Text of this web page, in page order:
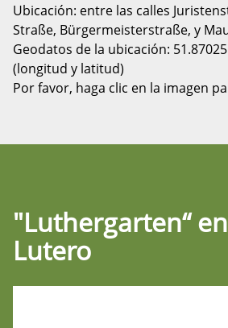
Ubicación: entre las calles
Straße, Bürgermeisterstraße, y
Geodatos de la ubicación:
(longitud y latitud)
Por favor, haga clic en la imagen
"Luthergarten“
Lutero